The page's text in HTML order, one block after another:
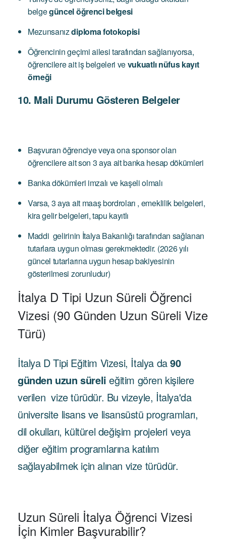
belgegüncel öğrenci belgesi
Mezunsanızdiploma fotokopisi
Öğrencinin geçimi ailesi tarafından sağlanıyorsa,
öğrencilere ait iş belgeleri vevukuatlı nüfus kayıt
örneği
10. Mali Durumu Gösteren Belgeler
Başvuran öğrenciye veya ona sponsor olan
öğrencilere ait son 3 aya ait banka hesap dökümleri
Banka dökümleri imzalı ve kaşeli olmalı
Varsa, 3 aya ait maaş bordroları , emeklilik belgeleri,
kira gelir belgeleri, tapu kayıtlı
Maddi gelirinin İtalya Bakanlığı tarafından sağlanan
tutarlara uygun olması gerekmektedir. (2026 yılı
güncel tutarlarına uygun hesap bakiyesinin
gösterilmesi zorunludur)
İtalya D Tipi Uzun Süreli Öğrenci
Vizesi (90 Günden Uzun Süreli Vize
Türü)
İtalya D Tipi Eğitim Vizesi, İtalya da90
günden uzun süreli eğitim gören kişilere
verilen vize türüdür. Bu vizeyle, İtalya'da
üniversite lisans ve lisansüstü programları,
dil okulları, kültürel değişim projeleri veya
diğer eğitim programlarına katılım
sağlayabilmek için alınan vize türüdür.
Uzun Süreli İtalya Öğrenci Vizesi
İçin Kimler Başvurabilir?